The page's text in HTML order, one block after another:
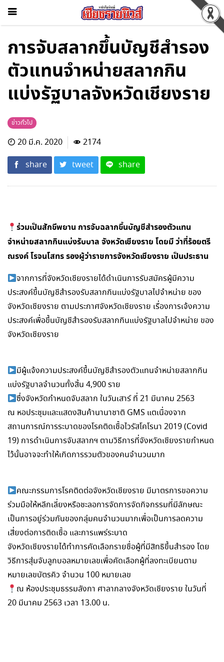
การจับสลากขึ้นบัญชีสำรอง
ตัวแทนจำหน่ายสลากกิน
แบ่งรัฐบาลจังหวัดเชียงราย
ข่าวทั่วไป
20 มี.ค. 2020
2174
share
tweet share
ร่วมเป็นสักขีพยาน การจับฉลากขึ้นบัญชีสำรองตัวแทน
จำหน่ายสลากกินแบ่งรับบาล จังหวัดเชียงราย​ โดยมี ว่าที่​ร้อยตรี​
ณรงค์ โรจนโสทร รองผู้ว่าราชการจังหวัดเชียงราย เป็นประธาน
จากการที่จังหวัดเชียงรายได้ดำเนินการรับสมัครผู้มีความ
ประสงค์ขึ้นบัญชีสำรองรับสลากกินแบ่งรัฐบาลไปจำหน่าย ของ
จังหวัดเชียงราย ตามประกาศจังหวัดเชียงราย เรื่องการเจ้งความ
ประสงค์เพื่อขึ้นบัญชีสำรองรับสลากกินแบ่งรัฐบาลไปจำหน่าย ของ
จังหวัดเชียงราย
มีผู้แจ้งความประสงค์ขึ้นบัญชีสำรองตัวแทนจำหน่ายสลากกิน
แบ่งรัฐบาลจำนวนทั้งสิ้น 4,900 ราย
ซึ่งจังหวัดกำหนดจับสลาก ในวันเสาร์ ที่ 21 มีนาคม 2563
ณ หอประชุมและแสดงสินค้านานาชาติ GMS แตเนื่องจาก
สถานการณ์การระบาดของโรคติดเชื้อไวรัสโคโรนา 2019 (Covid
19) การดำเนินการจับสลากฯ ตามวิธีการที่จังหวัดเชียงรายกำหนด
ไว้นั้นอาจจะทำให้เกิดการรวมตัวของคนจำนวนมาก
คณะกรรมการโรคติดต่อจังหวัดเชียงราย มีมาตรการขอความ
ร่วมมือให้หลีกเลี่ยงหรือชะลอการจัดการจัดกิจกรรมที่มีลักษณะ
เป็นการอยู่ร่วมกันของกลุ่มคนจำนวนมากเพื่อเป็นการลดความ
เสี่ยงต่อการติดเชื้อ และการแพร่ระบาด
จังหวัดเชียงรายได้ทำการคัดเลือกรายชื่อผู้ที่มีสิทธิขึ้นสำรอง โดย
วิธีการสุ่มจับลูกบอลหมายเลขเพื่อคัดเลือกผู้ที่ลงทะเบียนตาม
หมายเลขบัตรคิว จำนวน 100 หมายเลข
ณ ห้องประชุมธรรมลังกา ศาลากลางจังหวัดเชียงราย ในวันที่
20 มีนาคม 2563 เวลา 13.00 น.